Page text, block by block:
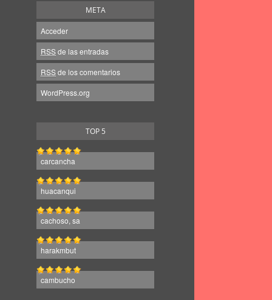
META
Acceder
RSSde las entradas
RSSde los comentarios
WordPress.org
TOP 5
carcancha
huacanqui
cachoso, sa
harakmbut
cambucho